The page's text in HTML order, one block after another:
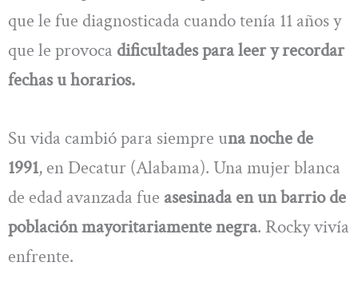
que le fue diagnosticada cuando tenía 11 años y
que le provoca dificultades para leer y recordar
fechas u horarios.
Su vida cambió para siempre una noche de
1991, en Decatur (Alabama). Una mujer blanca
de edad avanzada fue asesinada en un barrio de
población mayoritariamente negra. Rocky vivía
enfrente.